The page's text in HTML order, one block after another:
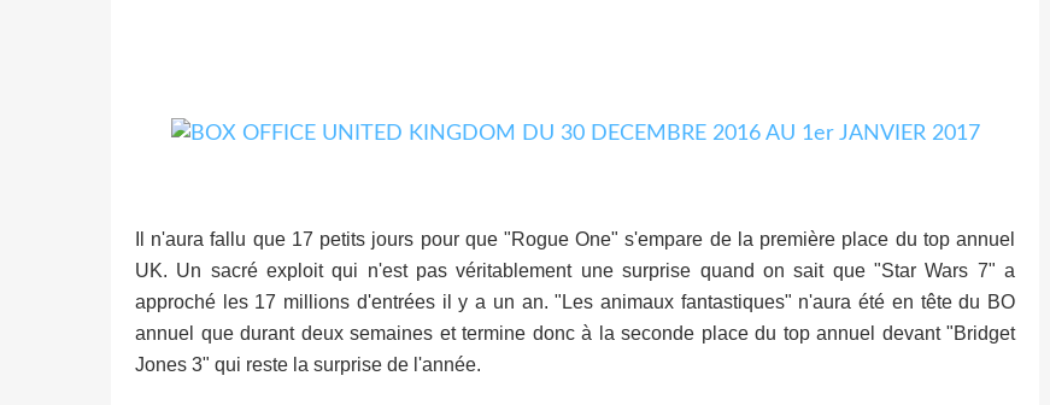
Il n'aura fallu que 17 petits jours pour que "Rogue One" s'empare de la première place du top annuel
UK. Un sacré exploit qui n'est pas véritablement une surprise quand on sait que "Star Wars 7" a
approché les 17 millions d'entrées il y a un an. "Les animaux fantastiques" n'aura été en tête du BO
annuel que durant deux semaines et termine donc à la seconde place du top annuel devant "Bridget
Jones 3" qui reste la surprise de l'année.